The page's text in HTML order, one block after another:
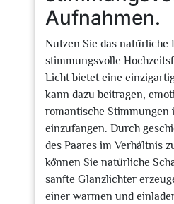
Aufnahmen.
Nutzen Sie das natürliche
stimmungsvolle
Licht bietet eine
kann dazu beitragen,
romantische Stimmungen
einzufangen. Durch
des Paares im Verhältnis
können Sie natürliche
sanfte Glanzlichter
einer warmen und